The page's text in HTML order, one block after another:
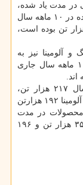
در مدت یاد شده،
مختص كاتد مس بوده كه با ۲۰۷ هزار تن تولید شده در ۱۰ ماهه سال
نسبت به مدت مشابه سال قبل كه ۲۰۱ هزار تن بوده است،
آلومینا نیز به
ترتیب ۱۹.۷ درصد، ۶.۱ درصد و ۱.۹ درصد در ۱۰ ماهه سال جاری
براین اساس شمش آلومینیوم در ۱۰ماهه امسال ۲۱۷ هزار تن،
كنسانتره زغال سنگ یك میلیون و ۲۶۷ هزار تن و آلومینا ۱۹۲ هزارتن
محصولات در مدت
مشابه سال قبل ۲۷۰ هزار تن، یك میلیون و ۳۵۰ هزار تن و ۱۹۶